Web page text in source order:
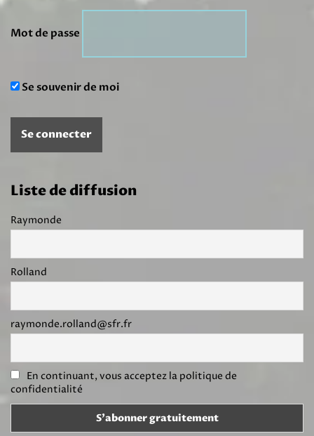
Mot de passe
Se souvenir de moi
Liste de diffusion
Raymonde
Rolland
raymonde.rolland@sfr.fr
En continuant, vous acceptez la politique de
confidentialité